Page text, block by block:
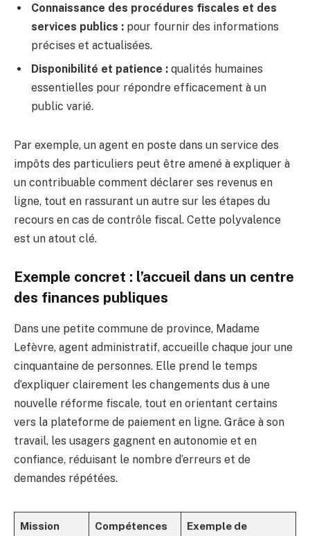
Connaissance des procédures fiscales et des
services publics : pour fournir des informations
précises et actualisées.
Disponibilité et patience : qualités humaines
essentielles pour répondre efficacement à un
public varié.
Par exemple, un agent en poste dans un service des
impôts des particuliers peut être amené à expliquer à
un contribuable comment déclarer ses revenus en
ligne, tout en rassurant un autre sur les étapes du
recours en cas de contrôle fiscal. Cette polyvalence
est un atout clé.
Exemple concret : l’accueil dans un centre
des finances publiques
Dans une petite commune de province, Madame
Lefèvre, agent administratif, accueille chaque jour une
cinquantaine de personnes. Elle prend le temps
d’expliquer clairement les changements dus à une
nouvelle réforme fiscale, tout en orientant certains
vers la plateforme de paiement en ligne. Grâce à son
travail, les usagers gagnent en autonomie et en
confiance, réduisant le nombre d’erreurs et de
demandes répétées.
Mission
Compétences
Exemple de